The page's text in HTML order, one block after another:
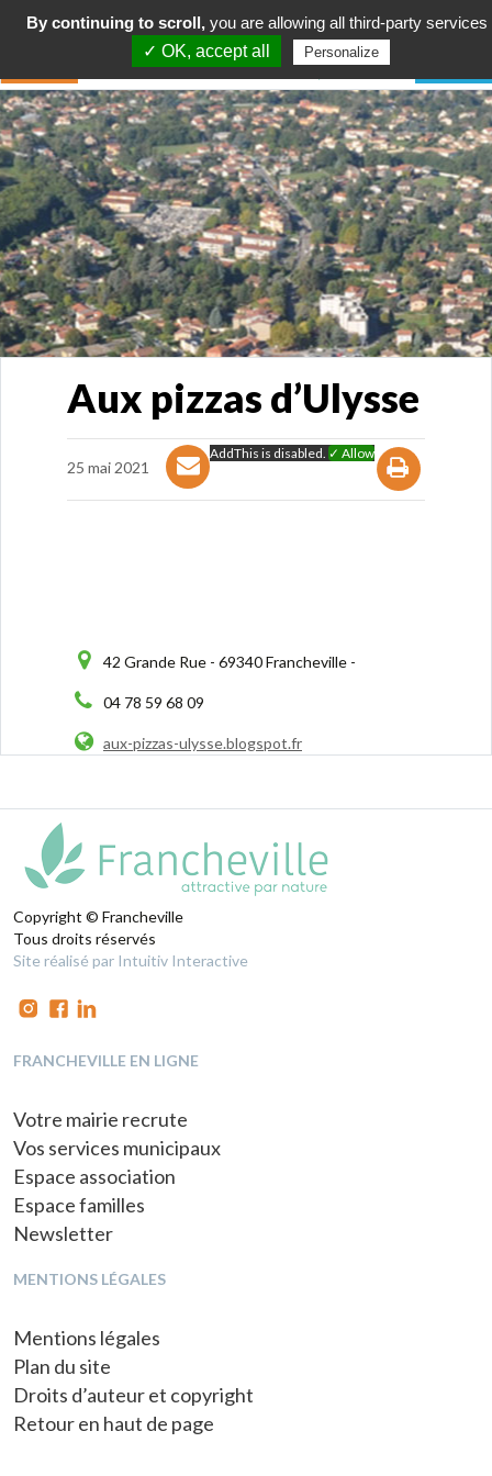
Aux pizzas d’Ulysse
25 mai 2021
AddThis is disabled. ✓ Allow
42 Grande Rue - 69340 Francheville -
04 78 59 68 09
aux-pizzas-ulysse.blogspot.fr
Copyright © Francheville
Tous droits réservés
Site réalisé par Intuitiv Interactive
FRANCHEVILLE EN LIGNE
Votre mairie recrute
Vos services municipaux
Espace association
Espace familles
Newsletter
MENTIONS LÉGALES
Mentions légales
Plan du site
Droits d’auteur et copyright
Retour en haut de page
By continuing to scroll, you are allowing all third-party services
✓ OK, accept all
Personalize